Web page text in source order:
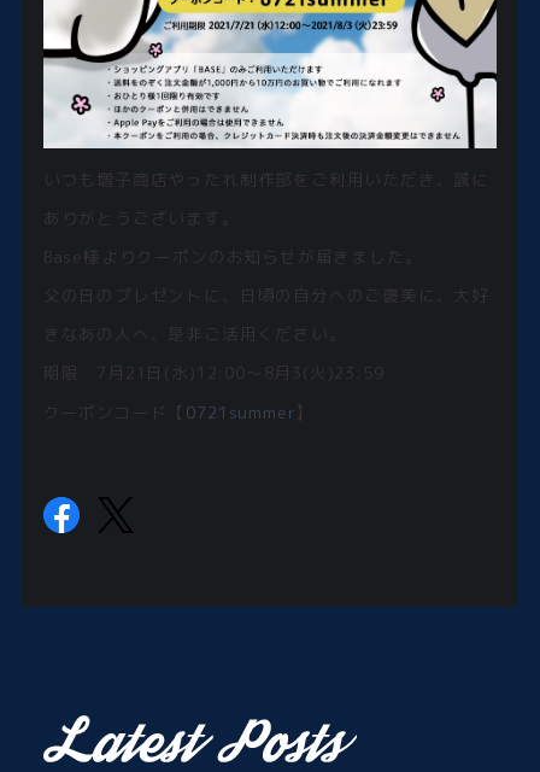
いつも増子商店やったれ制作部をご利用いただき、誠に
ありがとうございます。
Base様よりクーポンのお知らせが届きました。
父の日のプレゼントに、日頃の自分へのご褒美に、大好
きなあの人へ、是非ご活用ください。
期限 7月21日(水)12:00〜8月3(火)23:59
クーポンコード【 0721summer 】